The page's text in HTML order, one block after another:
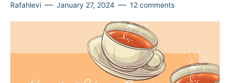
SUSTAINABLE
BEAUTY
Rafahlevi January 27, 2024 12 comments